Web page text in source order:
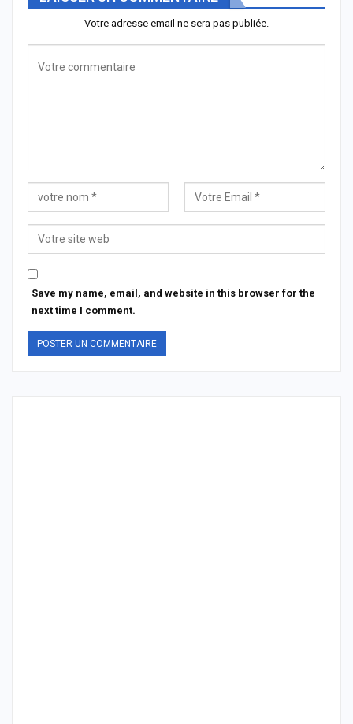
Votre adresse email ne sera pas publiée.
Save my name, email, and website in this browser for the
next time I comment.